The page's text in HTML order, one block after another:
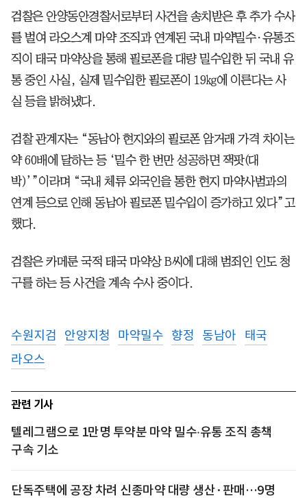
검찰은 안양동안경찰서로부터 사건을 송치받은 후 추가 수사
를 벌여 라오스계 마약 조직과 연계된 국내 마약밀수·유통조
직이 태국 마약상을 통해 필로폰을 대량 밀수입한 뒤 국내 유
통 중인 사실, 실제 밀수입한 필로폰이 19㎏에 이른다는 사
실 등을 밝혀냈다.
검찰 관계자는 “동남아 현지와의 필로폰 암거래 가격 차이는
약 60배에 달하는 등 ‘밀수 한 번만 성공하면 잭팟(대
박)’”이라며 “국내 체류 외국인을 통한 현지 마약사범과의
연계 등으로 인해 동남아 필로폰 밀수입이 증가하고 있다”고
했다.
검찰은 카메룬 국적 태국 마약상 B씨에 대해 범죄인 인도 청
구를 하는 등 사건을 계속 수사 중이다.
수원지검 안양지청 마약밀수 향정 동남아
태국
라오스
관련 기사
텔레그램으로 1만명 투약분 마약 밀수‧유통 조직 총책
구속 기소
단독주택에 공장 차려 신종마약 대량 생산·판매…9명